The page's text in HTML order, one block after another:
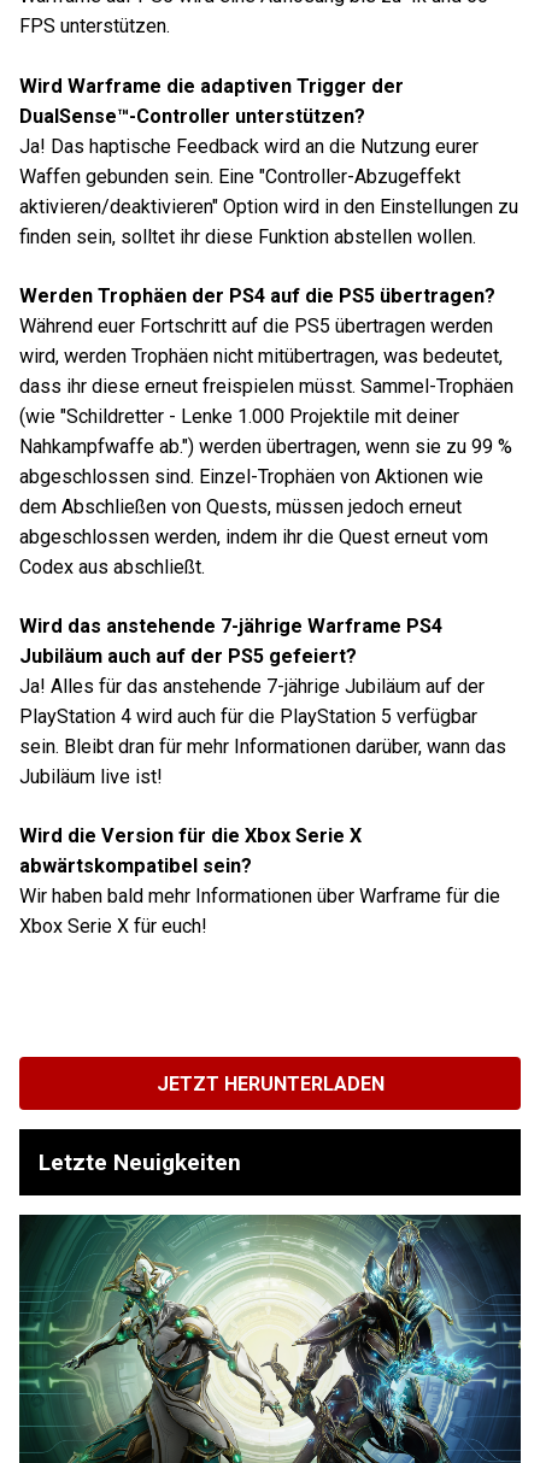
FPS unterstützen.
Wird Warframe die adaptiven Trigger der
DualSense™-Controller unterstützen?
Ja! Das haptische Feedback wird an die Nutzung eurer
Waffen gebunden sein. Eine "Controller-Abzugeffekt
aktivieren/deaktivieren" Option wird in den Einstellungen zu
finden sein, solltet ihr diese Funktion abstellen wollen.
Werden Trophäen der PS4 auf die PS5 übertragen?
Während euer Fortschritt auf die PS5 übertragen werden
wird, werden Trophäen nicht mitübertragen, was bedeutet,
dass ihr diese erneut freispielen müsst. Sammel-Trophäen
(wie "Schildretter - Lenke 1.000 Projektile mit deiner
Nahkampfwaffe ab.") werden übertragen, wenn sie zu 99 %
abgeschlossen sind. Einzel-Trophäen von Aktionen wie
dem Abschließen von Quests, müssen jedoch erneut
abgeschlossen werden, indem ihr die Quest erneut vom
Codex aus abschließt.
Wird das anstehende 7-jährige Warframe PS4
Jubiläum auch auf der PS5 gefeiert?
Ja! Alles für das anstehende 7-jährige Jubiläum auf der
PlayStation 4 wird auch für die PlayStation 5 verfügbar
sein. Bleibt dran für mehr Informationen darüber, wann das
Jubiläum live ist!
Wird die Version für die Xbox Serie X
abwärtskompatibel sein?
Wir haben bald mehr Informationen über Warframe für die
Xbox Serie X für euch!
JETZT HERUNTERLADEN
Letzte Neuigkeiten